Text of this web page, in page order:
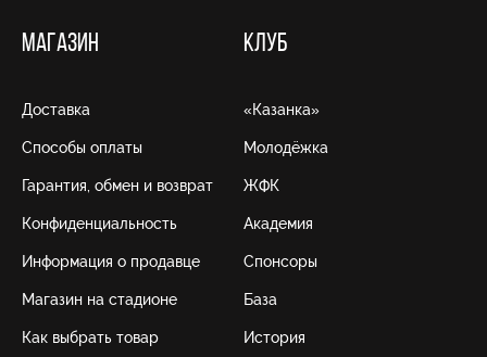
МАГАЗИН
Доставка
Способы оплаты
Гарантия, обмен и возврат
Конфиденциальность
Информация о продавце
Магазин на стадионе
Как выбрать товар
КЛУБ
«Казанка»
Молодёжка
ЖФК
Академия
Спонсоры
База
История